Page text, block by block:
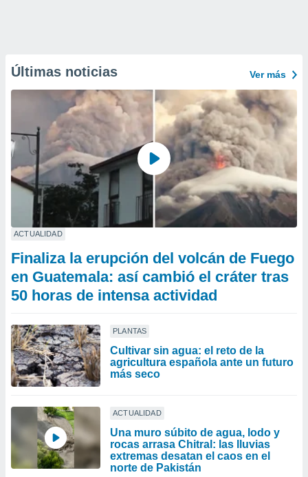
Últimas noticias Ver más
ACTUALIDAD
Finaliza la erupción del volcán de Fuego
en Guatemala: así cambió el cráter tras
50 horas de intensa actividad
PLANTAS
Cultivar sin agua: el reto de la
agricultura española ante un futuro
más seco
ACTUALIDAD
Una muro súbito de agua, lodo y
rocas arrasa Chitral: las lluvias
extremas desatan el caos en el
norte de Pakistán